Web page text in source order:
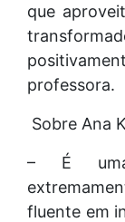
que
professora.
Sobre Ana
– É uma
fluente em